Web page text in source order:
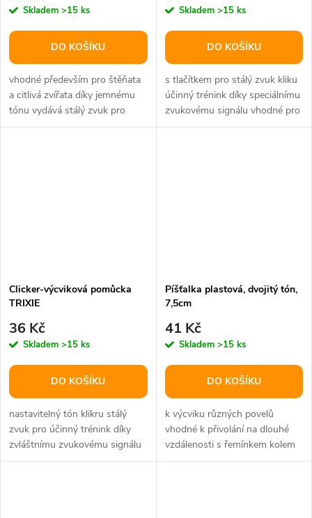
Skladem >15 ks
DO KOŠÍKU
vhodné především pro štěňata
a citlivá zvířata díky jemnému
tónu vydává stálý zvuk pro
účinný trénink díky...
Skladem >15 ks
DO KOŠÍKU
s tlačítkem pro stálý zvuk kliku
účinný trénink díky speciálnímu
zvukovému signálu vhodné pro
psy, kočky, králíky a...
Clicker-výcviková pomůcka
TRIXIE
36 Kč
Skladem >15 ks
DO KOŠÍKU
nastavitelný tón klikru stálý
zvuk pro účinný trénink díky
zvláštnímu zvukovému signálu
vhodné pro psy, kočky,...
Píšťalka plastová, dvojitý tón,
7,5cm
41 Kč
Skladem >15 ks
DO KOŠÍKU
k výcviku různých povelů
vhodné k přivolání na dlouhé
vzdálenosti s řemínkem kolem
krku dva tóny: píšťalka a trylek...